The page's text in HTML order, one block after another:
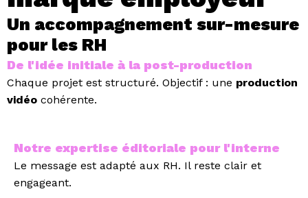
Un accompagnement sur-mesure
pour les RH
De l'idée initiale à la post-production
Chaque projet est structuré. Objectif : une production
vidéo cohérente.
Notre expertise éditoriale pour l'interne
Le message est adapté aux RH. Il reste clair et
engageant.